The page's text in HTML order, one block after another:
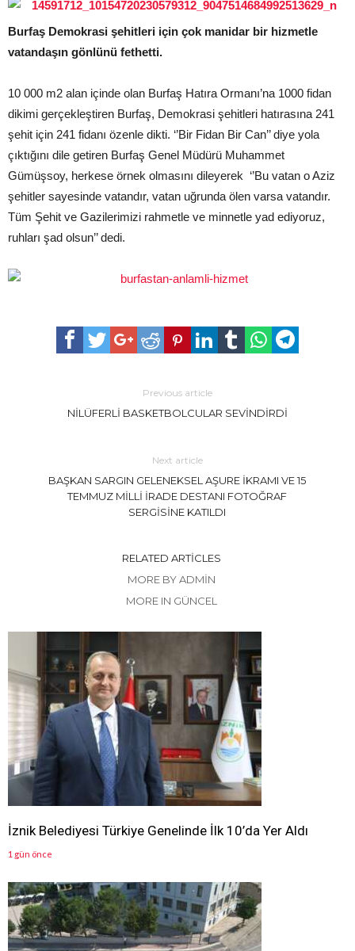
Burfaş Demokrasi şehitleri için çok manidar bir hizmetle
vatandaşın gönlünü fethetti.
10 000 m2 alan içinde olan Burfaş Hatıra Ormanı’na 1000 fidan
dikimi gerçekleştiren Burfaş, Demokrasi şehitleri hatırasına 241
şehit için 241 fidanı özenle dikti. ‘’Bir Fidan Bir Can’’ diye yola
çıktığını dile getiren Burfaş Genel Müdürü Muhammet
Gümüşsoy, herkese örnek olmasını dileyerek ‘’Bu vatan o Aziz
şehitler sayesinde vatandır, vatan uğrunda ölen varsa vatandır.
Tüm Şehit ve Gazilerimizi rahmetle ve minnetle yad ediyoruz,
ruhları şad olsun’’ dedi.
Previous article
NİLÜFERLİ BASKETBOLCULAR SEVİNDİRDİ
Next article
BAŞKAN SARGIN GELENEKSEL AŞURE İKRAMI VE 15
TEMMUZ MİLLİ İRADE DESTANI FOTOĞRAF
SERGİSİNE KATILDI
RELATED ARTICLES
MORE BY ADMIN
MORE IN GÜNCEL
İznik Belediyesi Türkiye Genelinde İlk 10’da Yer Aldı
1 gün önce